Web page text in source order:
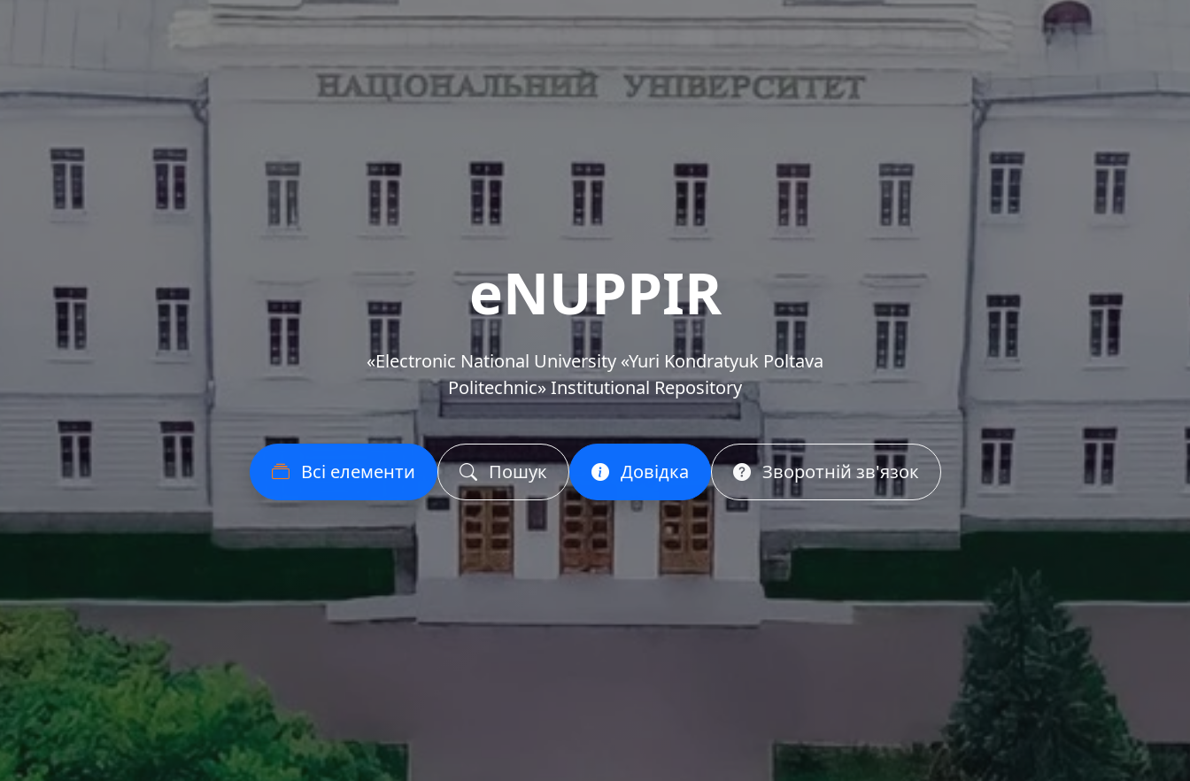
eNUPPIR
«Еlectronic National University «Yuri Kondratyuk Poltava
Politechnic» Institutional Repository
Всі елементи Пошук Довідка Зворотній зв'язок